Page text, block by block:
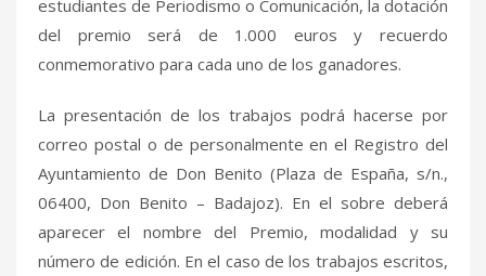
estudiantes de Periodismo o Comunicación, la dotación
del premio será de 1.000 euros y recuerdo
conmemorativo para cada uno de los ganadores.
La presentación de los trabajos podrá hacerse por
correo postal o de personalmente en el Registro del
Ayuntamiento de Don Benito (Plaza de España, s/n.,
06400, Don Benito – Badajoz). En el sobre deberá
aparecer el nombre del Premio, modalidad y su
número de edición. En el caso de los trabajos escritos,